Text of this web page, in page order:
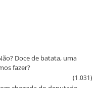
Doce de batata, uma
fazer?
(1.031)